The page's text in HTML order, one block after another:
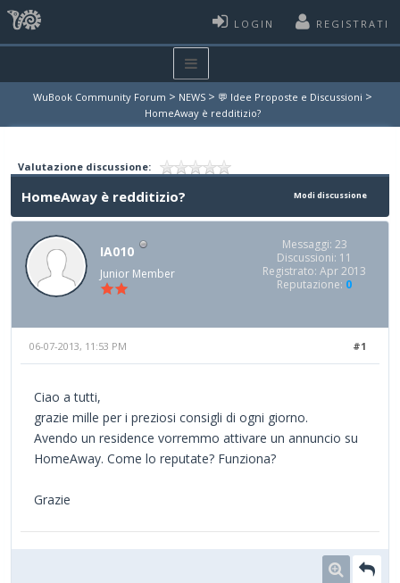
LOGIN REGISTRATI
WuBook Community Forum > NEWS > 💬 Idee Proposte e Discussioni >
HomeAway è redditizio?
Valutazione discussione:
Modi discussione
HomeAway è redditizio?
IA010
Junior Member
Messaggi: 23
Discussioni: 11
Registrato: Apr 2013
Reputazione: 0
#1
06-07-2013, 11:53 PM
Ciao a tutti,
grazie mille per i preziosi consigli di ogni giorno.
Avendo un residence vorremmo attivare un annuncio su
HomeAway. Come lo reputate? Funziona?
Grazie